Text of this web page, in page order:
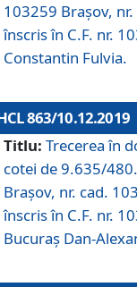
103259 Brașov,
înscris în C.F. nr.
Constantin Fulvia.
863/10.12.2019
Titlu: Trecerea în
cotei de 9.635/
Brașov, nr. cad.
înscris în C.F. nr.
Bucuraș Dan-